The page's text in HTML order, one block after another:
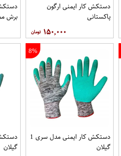
دستکش کار ایمنی ارگون
پاکستانی
۱۵۰,۰۰۰
برش
8%
دستکش کار ایمنی مدل سری 1
گیلان
گیلان